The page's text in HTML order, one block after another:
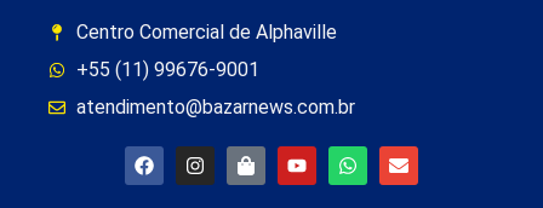
Centro Comercial de Alphaville
+55 (11) 99676-9001
atendimento@bazarnews.com.br